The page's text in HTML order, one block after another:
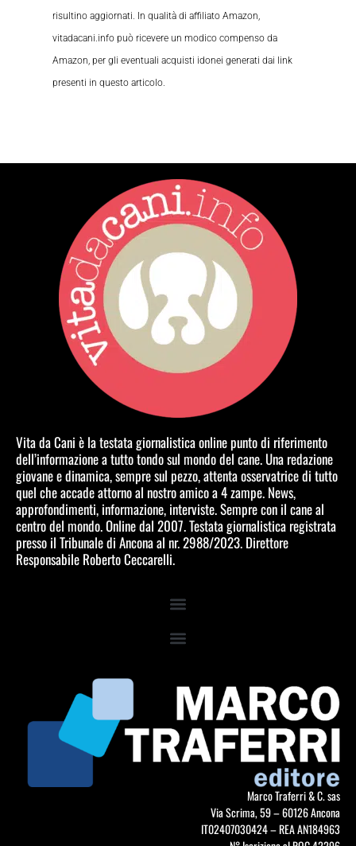
risultino aggiornati. In qualità di affiliato Amazon,
vitadacani.info può ricevere un modico compenso da
Amazon, per gli eventuali acquisti idonei generati dai link
presenti in questo articolo.
Vita da Cani è la testata giornalistica online punto di riferimento
dell’informazione a tutto tondo sul mondo del cane. Una redazione
giovane e dinamica, sempre sul pezzo, attenta osservatrice di tutto
quel che accade attorno al nostro amico a 4 zampe. News,
approfondimenti, informazione, interviste. Sempre con il cane al
centro del mondo. Online dal 2007. Testata giornalistica registrata
presso il Tribunale di Ancona al nr. 2988/2023. Direttore
Responsabile Roberto Ceccarelli.
Marco Traferri & C. sas
Via Scrima, 59 – 60126 Ancona
IT02407030424 – REA AN184963